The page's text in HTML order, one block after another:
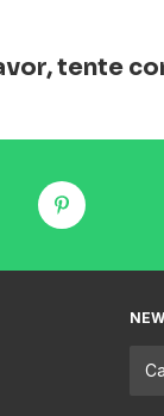
tente